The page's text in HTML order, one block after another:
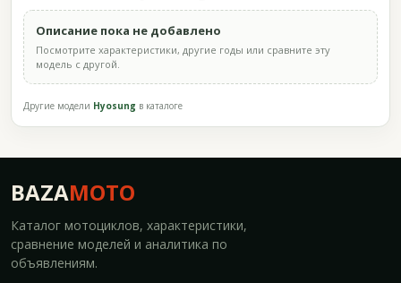
Описание пока не добавлено
Посмотрите характеристики, другие годы или сравните эту
модель с другой.
Другие модели Hyosung в каталоге
BAZAMOTO
Каталог мотоциклов, характеристики,
сравнение моделей и аналитика по
объявлениям.